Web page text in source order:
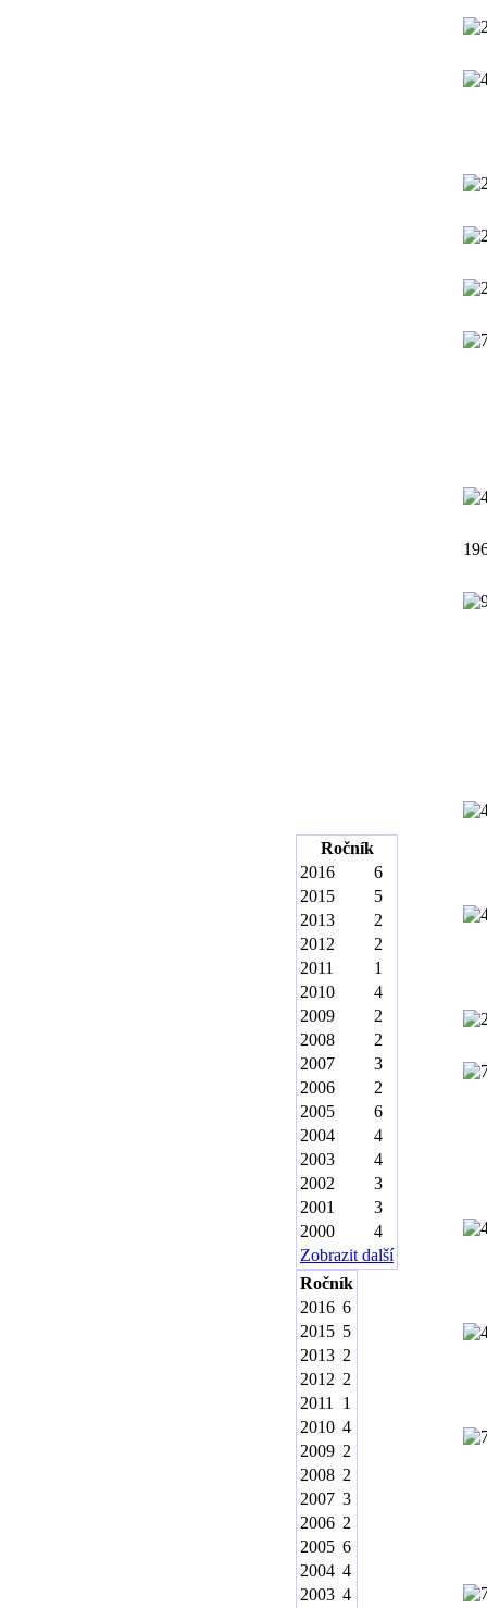
Ročník
2016
6
2015
5
2013
2
2012
2
2011
1
2010
4
2009
2
2008
2
2007
3
2006
2
2005
6
2004
4
2003
4
2002
3
2001
3
2000
4
Zobrazit další
Ročník
2016 6
2015 5
2013 2
2012 2
2011
1
2010 4
2009 2
2008 2
2007 3
2006 2
2005 6
2004 4
2003 4